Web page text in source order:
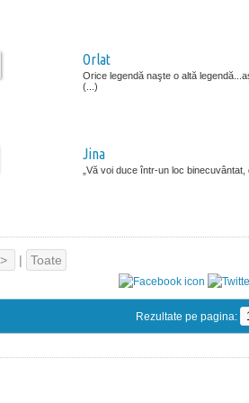
Orlat
Orice legendă naşte o altă
(...)
Jina
„Vă voi duce într-un loc
| Toate
Rezultate pe pagina: